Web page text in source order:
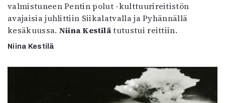
valmistuneen Pentin polut -kulttuurireitistön
avajaisia juhlittiin Siikalatvalla ja Pyhännällä
kesäkuussa. Niina Kestilätutustui reittiin.
Niina Kestilä